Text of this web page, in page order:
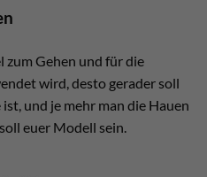
zum Gehen und für die
wird, desto gerader soll
und je mehr man die Hauen
euer Modell sein.